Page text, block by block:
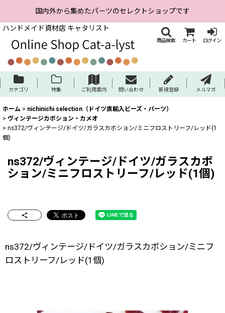
国内外から集めたパーツのセレクトショップです
ハンドメイド資材店 キャタリスト
商品検索 カート ログイン
カテゴリ 特集 ご利用案内 問い合わせ 新規登録 メルマガ
ホーム > nichinichi selection（ドイツ直輸入ビーズ・パーツ）
> ヴィンテージカボション・カメオ
> ns372/ヴィンテージ/ドイツ/ガラスカボション/ミニフロストリーフ/レッド(1
個)
ns372/ヴィンテージ/ドイツ/ガラスカボ
ション/ミニフロストリーフ/レッド(1個)
ns372/ヴィンテージ/ドイツ/ガラスカボション/ミニフ
ロストリーフ/レッド(1個)